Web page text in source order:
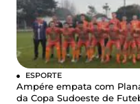
ESPORTE
Ampére empata com
da Copa Sudoeste de